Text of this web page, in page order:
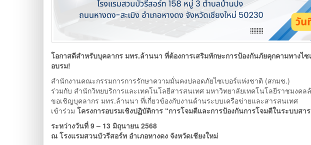
โอกาสดีสำหรับบุคลากร มทร.ล้านนา ที่ต้องการเสริมทักษะการป้องกันภัยคุกคามทางไ
อบรม!
สำนักงานคณะกรรมการการรักษาความมั่นคงปลอดภัยไซเบอร์แห่งชาติ (สกมช.)
ร่วมกับ สำนักวิทยบริการและเทคโนโลยีสารสนเทศ มหาวิทยาลัยเทคโนโลยีราชมงคล
ขอเชิญบุคลากร มทร.ล้านนา ที่เกี่ยวข้องกับงานด้านระบบเครือข่ายและสารสนเทศ
เข้าร่วม โครงการอบรมเชิงปฏิบัติการ “การโจมตีและการป้องกันการโจมตีในระบบสา
ระหว่างวันที่ 9 – 13 มิถุนายน 2568
ณ โรงแรมสวนบัวรีสอร์ท อำเภอหางดง จังหวัดเชียงใหม่